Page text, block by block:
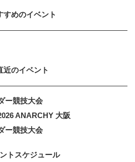
すめのイベント
近のイベント
ー競技大会
ANARCHY 大阪
ー競技大会
トスケジュール